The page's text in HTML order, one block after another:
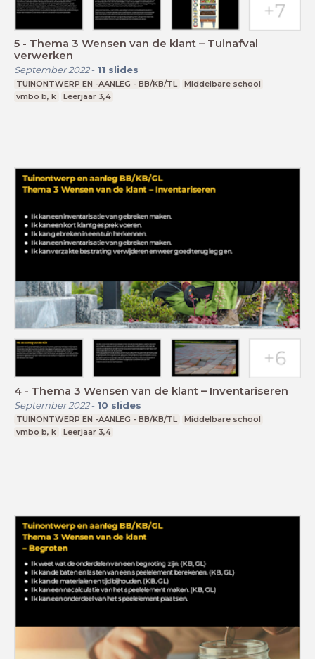
5 - Thema 3 Wensen van de klant – Tuinafval
verwerken
September 2022- 11 slides
TUINONTWERP EN -AANLEG - BB/KB/TL
Middelbare school
vmbo b, k
Leerjaar 3,4
4 - Thema 3 Wensen van de klant – Inventariseren
September 2022- 10 slides
TUINONTWERP EN -AANLEG - BB/KB/TL
Middelbare school
vmbo b, k
Leerjaar 3,4